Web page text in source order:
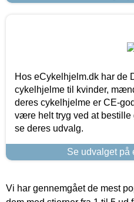
Hos eCykelhjelm.dk har de
cykelhjelme til kvinder,
deres cykelhjelme er CE-
være helt tryg ved at bestille
se deres udvalg.
Se udvalget på
Vi har gennemgået de mest